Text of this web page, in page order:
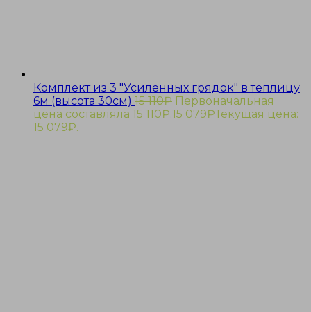
Комплект из 3 "Усиленных грядок" в теплицу
6м (высота 30см) 15 110₽ Первоначальная
цена составляла 15 110₽.15 079₽Текущая цена:
15 079₽.